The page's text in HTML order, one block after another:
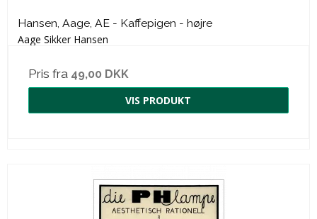
Hansen, Aage, AE - Kaffepigen - højre
Aage Sikker Hansen
Pris fra 49,00 DKK
VIS PRODUKT